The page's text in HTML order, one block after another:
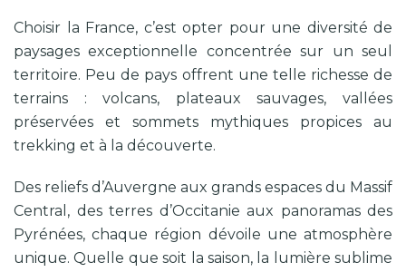
Choisir la France, c’est opter pour une diversité de
paysages exceptionnelle concentrée sur un seul
territoire. Peu de pays offrent une telle richesse de
terrains : volcans, plateaux sauvages, vallées
préservées et sommets mythiques propices au
trekking et à la découverte.
Des reliefs d’Auvergne aux grands espaces du Massif
Central, des terres d’Occitanie aux panoramas des
Pyrénées, chaque région dévoile une atmosphère
unique. Quelle que soit la saison, la lumière sublime